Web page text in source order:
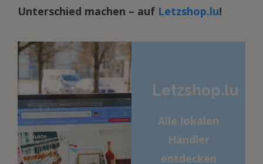
Unterschied machen – auf Letzshop.lu!
Letzshop.lu
Alle lokalen
Händler
entdecken